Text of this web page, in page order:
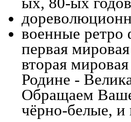
военные ретро
первая
вторая
Родине -
Обращаем
чёрно-белые, и